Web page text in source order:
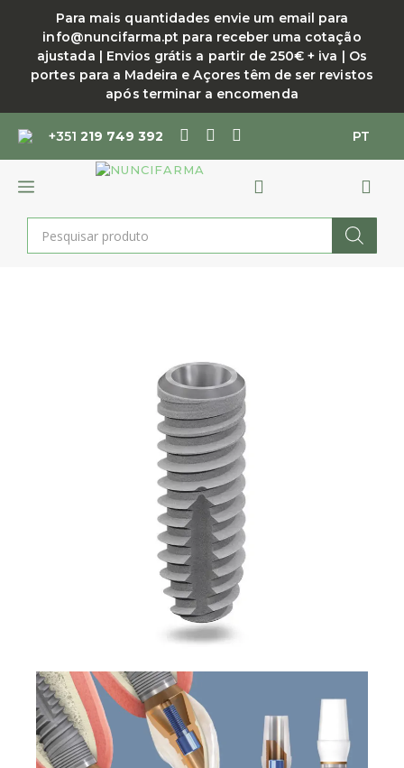
conteúdo
Para mais quantidades envie um email para
info@nuncifarma.pt para receber uma cotação
ajustada | Envios grátis a partir de 250€ + iva | Os
portes para a Madeira e Açores têm de ser revistos
após terminar a encomenda
+351219 749 392 PT
MENU
Products
search